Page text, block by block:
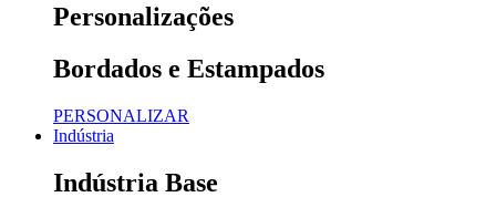
Personalizações
Bordados e Estampados
PERSONALIZAR
Indústria
Indústria Base